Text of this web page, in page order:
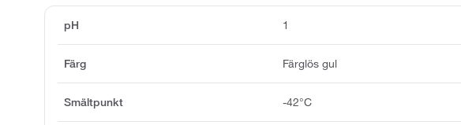
pH 1
Färg Färglös gul
Smältpunkt -42°C